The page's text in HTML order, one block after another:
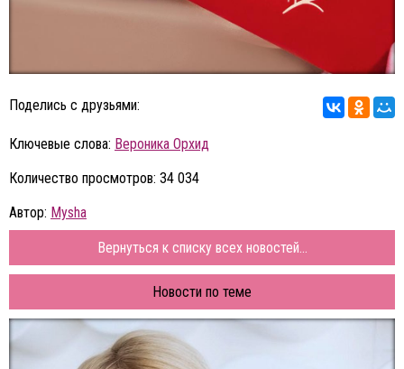
Поделись с друзьями:
Ключевые слова: Вероника Орхид
Количество просмотров: 34 034
Автор: Mysha
Вернуться к списку всех новостей...
Новости по теме